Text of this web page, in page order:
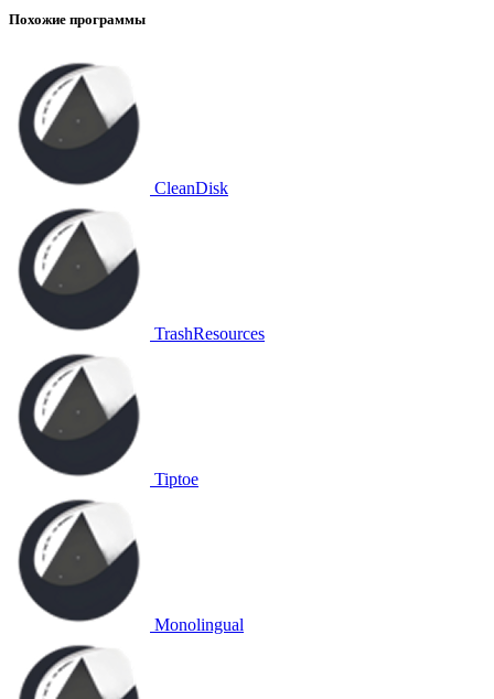
Похожие программы
CleanDisk
TrashResources
Tiptoe
Monolingual